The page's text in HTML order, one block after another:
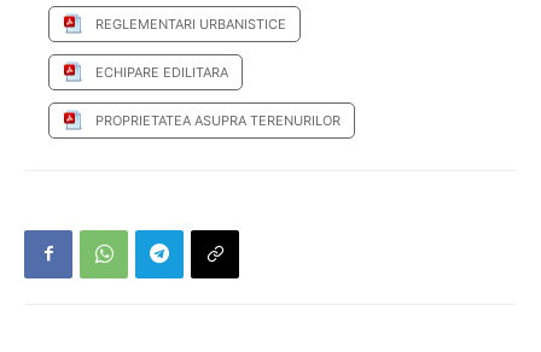
REGLEMENTARI URBANISTICE
ECHIPARE EDILITARA
PROPRIETATEA ASUPRA TERENURILOR